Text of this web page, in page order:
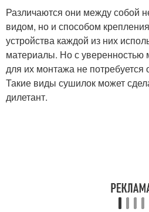
Различаются они между собой
видом, но и способом
устройства каждой из них
материалы. Но с уверенностью
для их монтажа не потребуется
Такие виды сушилок может
дилетант.